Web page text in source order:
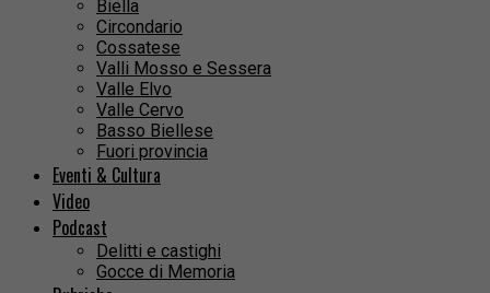
Biella
Circondario
Cossatese
Valli Mosso e Sessera
Valle Elvo
Valle Cervo
Basso Biellese
Fuori provincia
Eventi & Cultura
Video
Podcast
Delitti e castighi
Gocce di Memoria